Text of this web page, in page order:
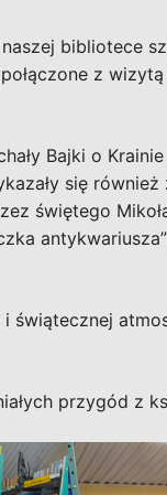
bibliotece
z
Bajki o
się
świętego
świątecznej
przygód z